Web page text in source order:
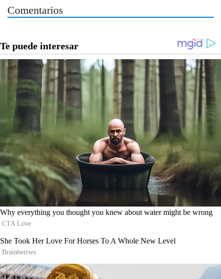
Comentarios